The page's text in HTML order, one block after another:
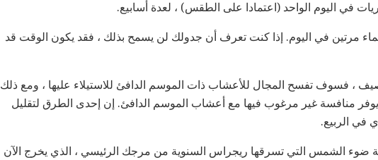
في اليوم الواحد (اعتمادا على الطقس) ، لعدة أسابيع.
مرتين في اليوم. إذا كنت تعرف أن جدولك لن يسمح بذلك ، فقد يكون الوقت قد
، فسوف تفسح المجال للأعشاب ذات الموسم الدافئ للاستيلاء عليها ، ومع ذلك
منافسة غير مرغوب فيها مع أعشاب الموسم الدافئ. إن إحدى الطرق لتقليل
في الربيع.
ضوء الشمس التي تسرقها ريجراس السنوية من مرجك الرئيسي ، الذي يخرج الآن